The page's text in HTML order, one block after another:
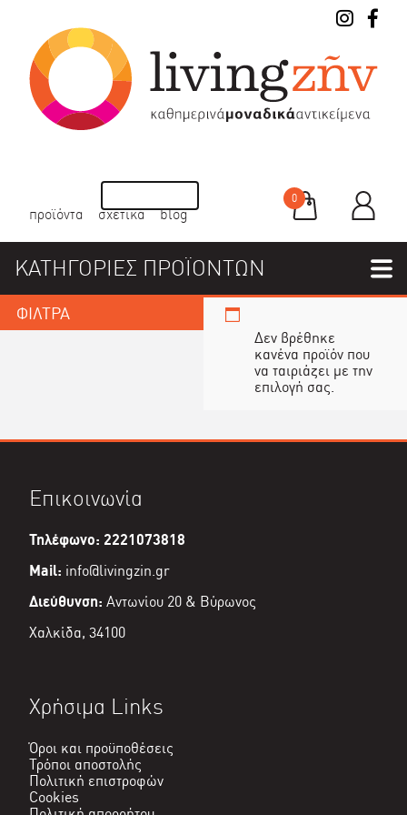
προϊόντα σχετικά blog
0
ΚΑΤΗΓΟΡΙΕΣ ΠΡΟΪΟΝΤΩΝ
ΦΙΛΤΡΑ
Δεν βρέθηκε
κανένα προϊόν που
να ταιριάζει με την
επιλογή σας.
Επικοινωνία
Τηλέφωνο: 2221073818
Mail: info@livingzin.gr
Διεύθυνση: Αντωνίου 20 & Βύρωνος
Χαλκίδα, 34100
Χρήσιμα Links
Όροι και προϋποθέσεις
Τρόποι αποστολής
Πολιτική επιστροφών
Cookies